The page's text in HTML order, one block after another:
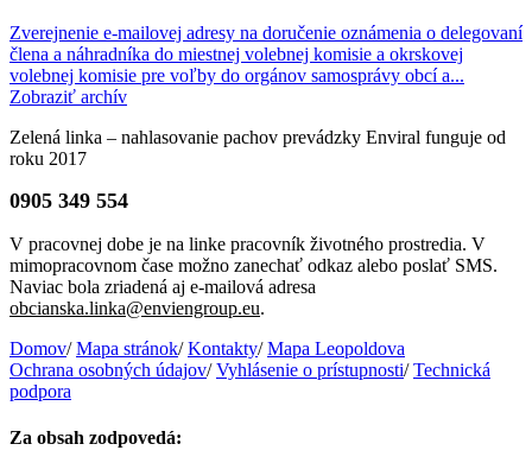
Zverejnenie e-mailovej adresy na doručenie oznámenia o delegovaní
člena a náhradníka do miestnej volebnej komisie a okrskovej
volebnej komisie pre voľby do orgánov samosprávy obcí a...
Zobraziť archív
Zelená linka – nahlasovanie pachov prevádzky Enviral funguje od
roku 2017
0905 349 554
V pracovnej dobe je na linke pracovník životného prostredia. V
mimopracovnom čase možno zanechať odkaz alebo poslať SMS.
Naviac bola zriadená aj e-mailová adresa
obcianska.linka@enviengroup.eu.
Domov/ Mapa stránok/ Kontakty/ Mapa Leopoldova
Ochrana osobných údajov/ Vyhlásenie o prístupnosti/ Technická
podpora
Za obsah zodpovedá: